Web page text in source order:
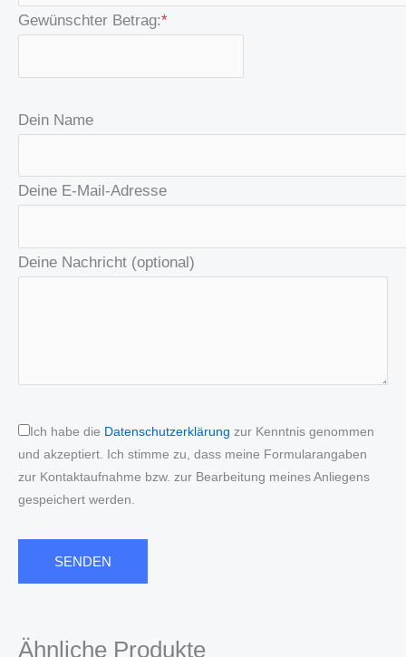
Gewünschter Betrag:*
Dein Name
Deine E-Mail-Adresse
Deine Nachricht (optional)
Ich habe die Datenschutzerklärung zur Kenntnis genommen
und akzeptiert. Ich stimme zu, dass meine Formularangaben
zur Kontaktaufnahme bzw. zur Bearbeitung meines Anliegens
gespeichert werden.
Ähnliche Produkte